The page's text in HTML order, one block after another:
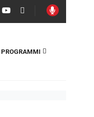
PROGRAMMI